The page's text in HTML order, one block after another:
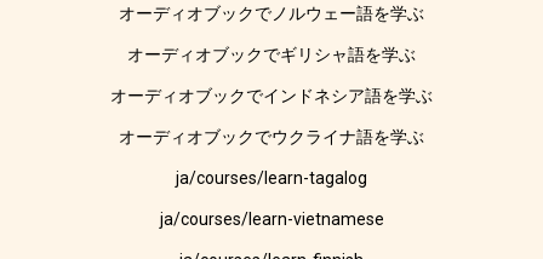
オーディオブックでノルウェー語を学ぶ
オーディオブックでギリシャ語を学ぶ
オーディオブックでインドネシア語を学ぶ
オーディオブックでウクライナ語を学ぶ
ja/courses/learn-tagalog
ja/courses/learn-vietnamese